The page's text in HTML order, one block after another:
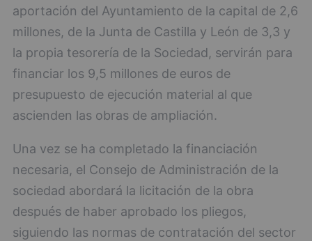
aportación del Ayuntamiento de la capital de 2,6
millones, de la Junta de Castilla y León de 3,3 y
la propia tesorería de la Sociedad, servirán para
financiar los 9,5 millones de euros de
presupuesto de ejecución material al que
ascienden las obras de ampliación.
Una vez se ha completado la financiación
necesaria, el Consejo de Administración de la
sociedad abordará la licitación de la obra
después de haber aprobado los pliegos,
siguiendo las normas de contratación del sector